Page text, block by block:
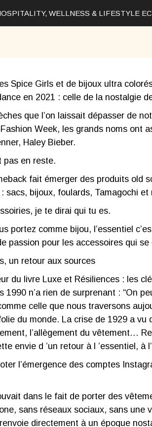
WELLNESS & LIFESTYLE
Spice Girls et de bijoux ultra
en 2021 : celle de la nostalgie
que l’on laissait dépasser de
Week, les grands noms ont
, Haley Bieber.
pas en reste.
fait émerger des produits old
sacs, bijoux, foulards, Tamagochi et
je te dirai qui tu es.
portez comme bijou, l’essentiel
passion pour les accessoires qui
un retour aux sources
du livre Luxe et Résiliences : les
1990 n’a rien de surprenant : “On
celle que nous traversons
du monde. La crise de 1929 a
l’allègement du vêtement…
envie d ’un retour à l ’essentiel, à
l’émergence des comptes
dans le fait de porter des
sans réseaux sociaux, sans une
directement à un époque